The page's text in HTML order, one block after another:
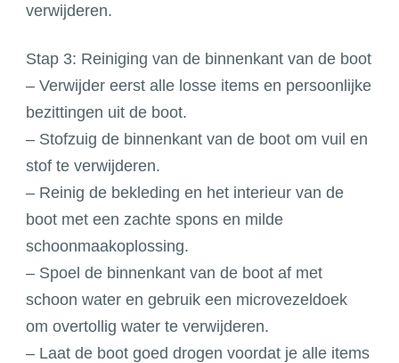
verwijderen.
Stap 3: Reiniging van de binnenkant van de boot
– Verwijder eerst alle losse items en persoonlijke
bezittingen uit de boot.
– Stofzuig de binnenkant van de boot om vuil en
stof te verwijderen.
– Reinig de bekleding en het interieur van de
boot met een zachte spons en milde
schoonmaakoplossing.
– Spoel de binnenkant van de boot af met
schoon water en gebruik een microvezeldoek
om overtollig water te verwijderen.
– Laat de boot goed drogen voordat je alle items